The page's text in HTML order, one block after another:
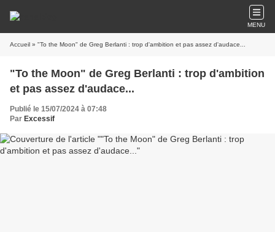
MENU
Accueil » "To the Moon" de Greg Berlanti : trop d'ambition et pas assez d'audace...
"To the Moon" de Greg Berlanti : trop d'ambition
et pas assez d'audace...
Publié le 15/07/2024 à 07:48
Par Excessif